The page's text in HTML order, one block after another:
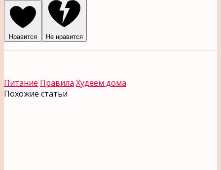
Нравится Не нравится
Питание Правила Худеем дома
Похожие статьи